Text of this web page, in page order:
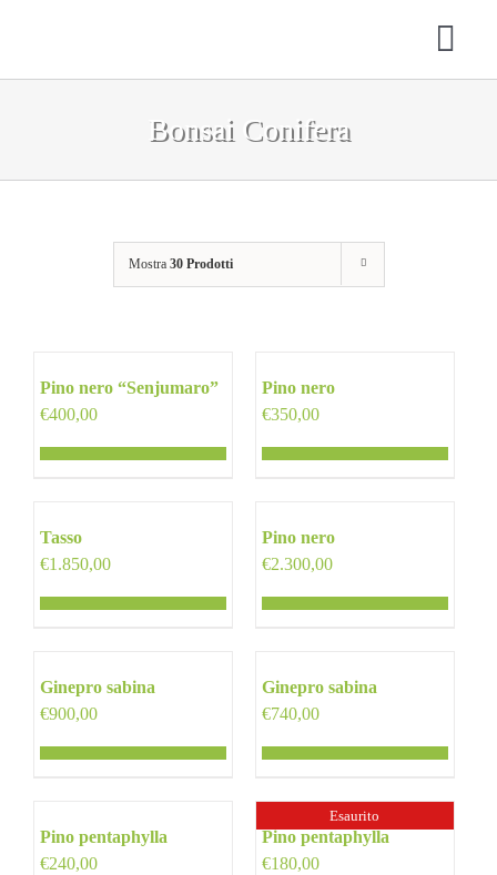
contenuto
SERVIZI
Bonsai Conifera
Mostra 30 Prodotti
Pino nero “Senjumaro”
€400,00
Pino nero
€350,00
Tasso
€1.850,00
Pino nero
€2.300,00
Ginepro sabina
€900,00
Ginepro sabina
€740,00
Pino pentaphylla
€240,00
Esaurito
Pino pentaphylla
€180,00